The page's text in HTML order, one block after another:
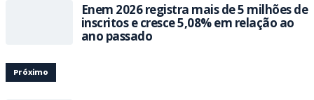
Enem 2026 registra mais de 5 milhões de
inscritos e cresce 5,08% em relação ao
ano passado
Próximo